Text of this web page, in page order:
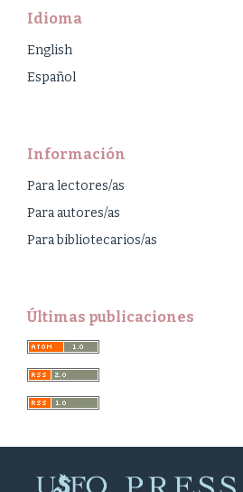
Idioma
English
Español
Información
Para lectores/as
Para autores/as
Para bibliotecarios/as
Últimas publicaciones